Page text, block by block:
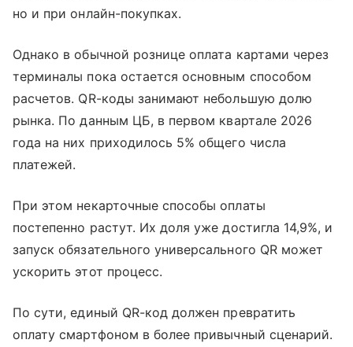
но и при онлайн-покупках.
Однако в обычной рознице оплата картами через
терминалы пока остается основным способом
расчетов. QR-коды занимают небольшую долю
рынка. По данным ЦБ, в первом квартале 2026
года на них приходилось 5% общего числа
платежей.
При этом некарточные способы оплаты
постепенно растут. Их доля уже достигла 14,9%, и
запуск обязательного универсального QR может
ускорить этот процесс.
По сути, единый QR-код должен превратить
оплату смартфоном в более привычный сценарий.